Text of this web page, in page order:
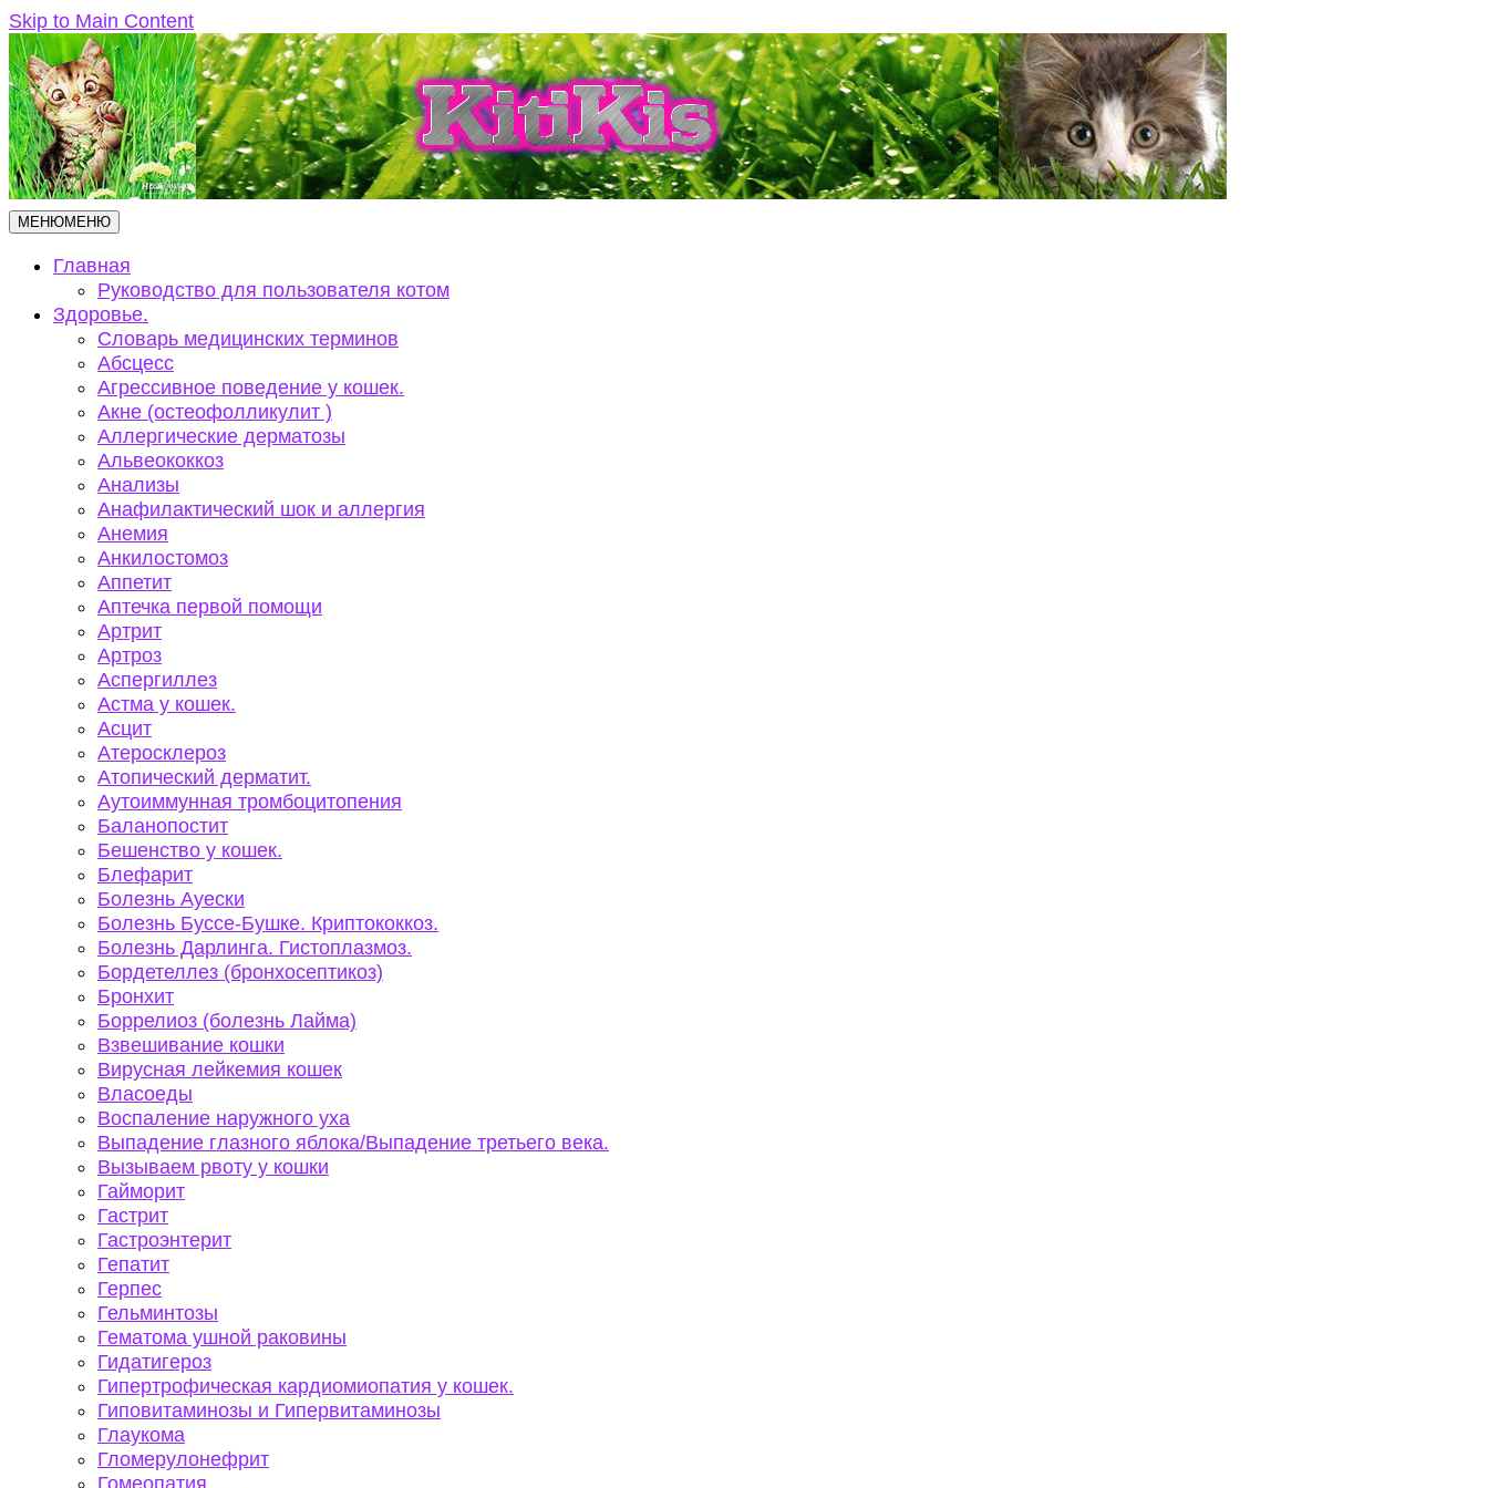
Skip to Main Content
МЕНЮМЕНЮ
Главная
Руководство для пользователя котом
Здоровье.
Словарь медицинских терминов
Абсцесс
Агрессивное поведение у кошек.
Акне (остеофолликулит )
Аллергические дерматозы
Альвеококкоз
Анализы
Анафилактический шок и аллергия
Анемия
Анкилостомоз
Аппетит
Аптечка первой помощи
Артрит
Артроз
Аспергиллез
Астма у кошек.
Асцит
Атеросклероз
Атопический дерматит.
Аутоиммунная тромбоцитопения
Баланопостит
Бешенство у кошек.
Блефарит
Болезнь Ауески
Болезнь Буссе-Бушке. Криптококкоз.
Болезнь Дарлинга. Гистоплазмоз.
Бордетеллез (бронхосептикоз)
Бронхит
Боррелиоз (болезнь Лайма)
Взвешивание кошки
Вирусная лейкемия кошек
Власоеды
Воспаление наружного уха
Выпадение глазного яблока/Выпадение третьего века.
Вызываем рвоту у кошки
Гайморит
Гастрит
Гастроэнтерит
Гепатит
Герпес
Гельминтозы
Гематома ушной раковины
Гидатигероз
Гипертрофическая кардиомиопатия у кошек.
Гиповитаминозы и Гипервитаминозы
Глаукома
Гломерулонефрит
Гомеопатия